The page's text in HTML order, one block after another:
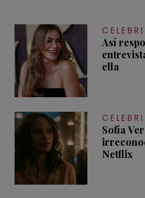
Así
ella
Sofía
Netflix